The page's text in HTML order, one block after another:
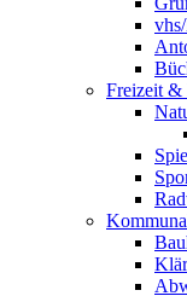
Freizeit &